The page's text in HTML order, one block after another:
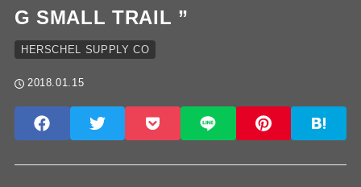
G SMALL TRAIL ”
HERSCHEL SUPPLY CO
2018.01.15